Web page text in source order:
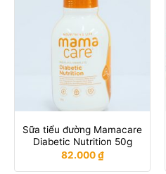
Sữa tiểu đường Mamacare
Diabetic Nutrition 50g
82.000₫